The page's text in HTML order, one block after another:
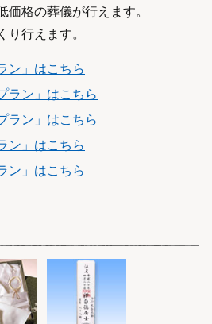
格の葬儀が行えます。
行えます。
ン」はこちら
ラン」はこちら
ラン」はこちら
ン」はこちら
ン」はこちら